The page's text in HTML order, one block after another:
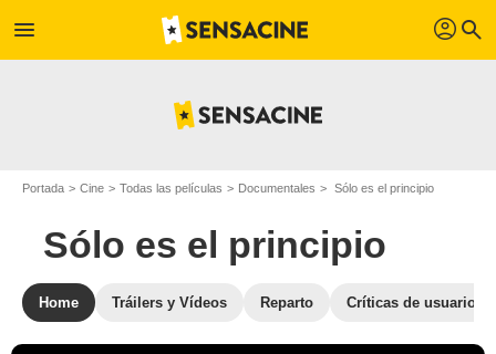
menu profil search
Portada Cine Todas las películas Documentales Sólo es el principio
Sólo es el principio
Home Tráilers y Vídeos Reparto Críticas de usuarios